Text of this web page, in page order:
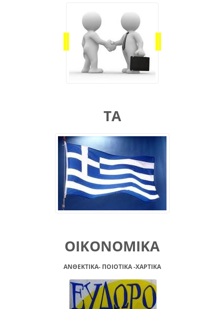
ΤΑ
ΟΙΚΟΝΟΜΙΚΑ
ΑΝΘΕΚΤΙΚΑ- ΠΟΙΟΤΙΚΑ -XAPTIKA